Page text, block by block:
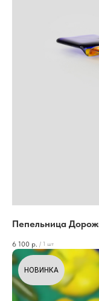
Пепельница
6 100 р. / 1 шт
НОВИНКА